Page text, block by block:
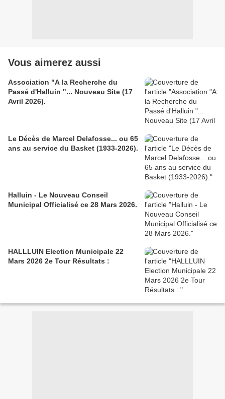
Vous aimerez aussi
Association "A la Recherche du
Passé d'Halluin "... Nouveau Site (17
Avril 2026).
Le Décès de Marcel Delafosse... ou 65
ans au service du Basket (1933-2026).
Halluin - Le Nouveau Conseil
Municipal Officialisé ce 28 Mars 2026.
HALLLUIN Election Municipale 22
Mars 2026 2e Tour Résultats :